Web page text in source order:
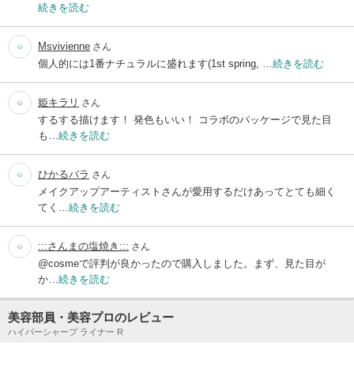
続きを読む
Msvivienne さん
個人的には1番ナチュラルに盛れます(1st spring, … 続きを読む
姫キラリ さん
するする描けます！ 発色もいい！ コラボのパッケージで見た目
も… 続きを読む
ひかるバラ さん
メイクアップアーティストさんが愛用するだけあってとても細く
てく… 続きを読む
:::さんまの塩焼き::: さん
@cosmeで評判が良かったので購入しました。まず、見た目が
か… 続きを読む
美容部員・美容プロのレビュー
ハイパーシャープ ライナー R